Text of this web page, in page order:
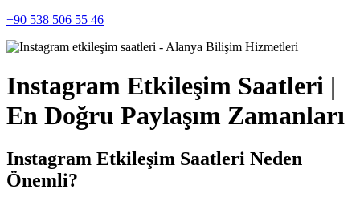
+90 538 506 55 46
Instagram Etkileşim Saatleri |
En Doğru Paylaşım Zamanları
Instagram Etkileşim Saatleri Neden
Önemli?